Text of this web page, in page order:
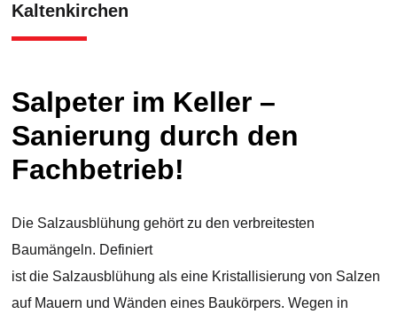
Kaltenkirchen
Salpeter im Keller –
Sanierung durch den
Fachbetrieb!
Die Salzausblühung gehört zu den verbreitesten
Baumängeln. Definiert
ist die Salzausblühung als eine Kristallisierung von Salzen
auf Mauern und Wänden eines Baukörpers. Wegen in